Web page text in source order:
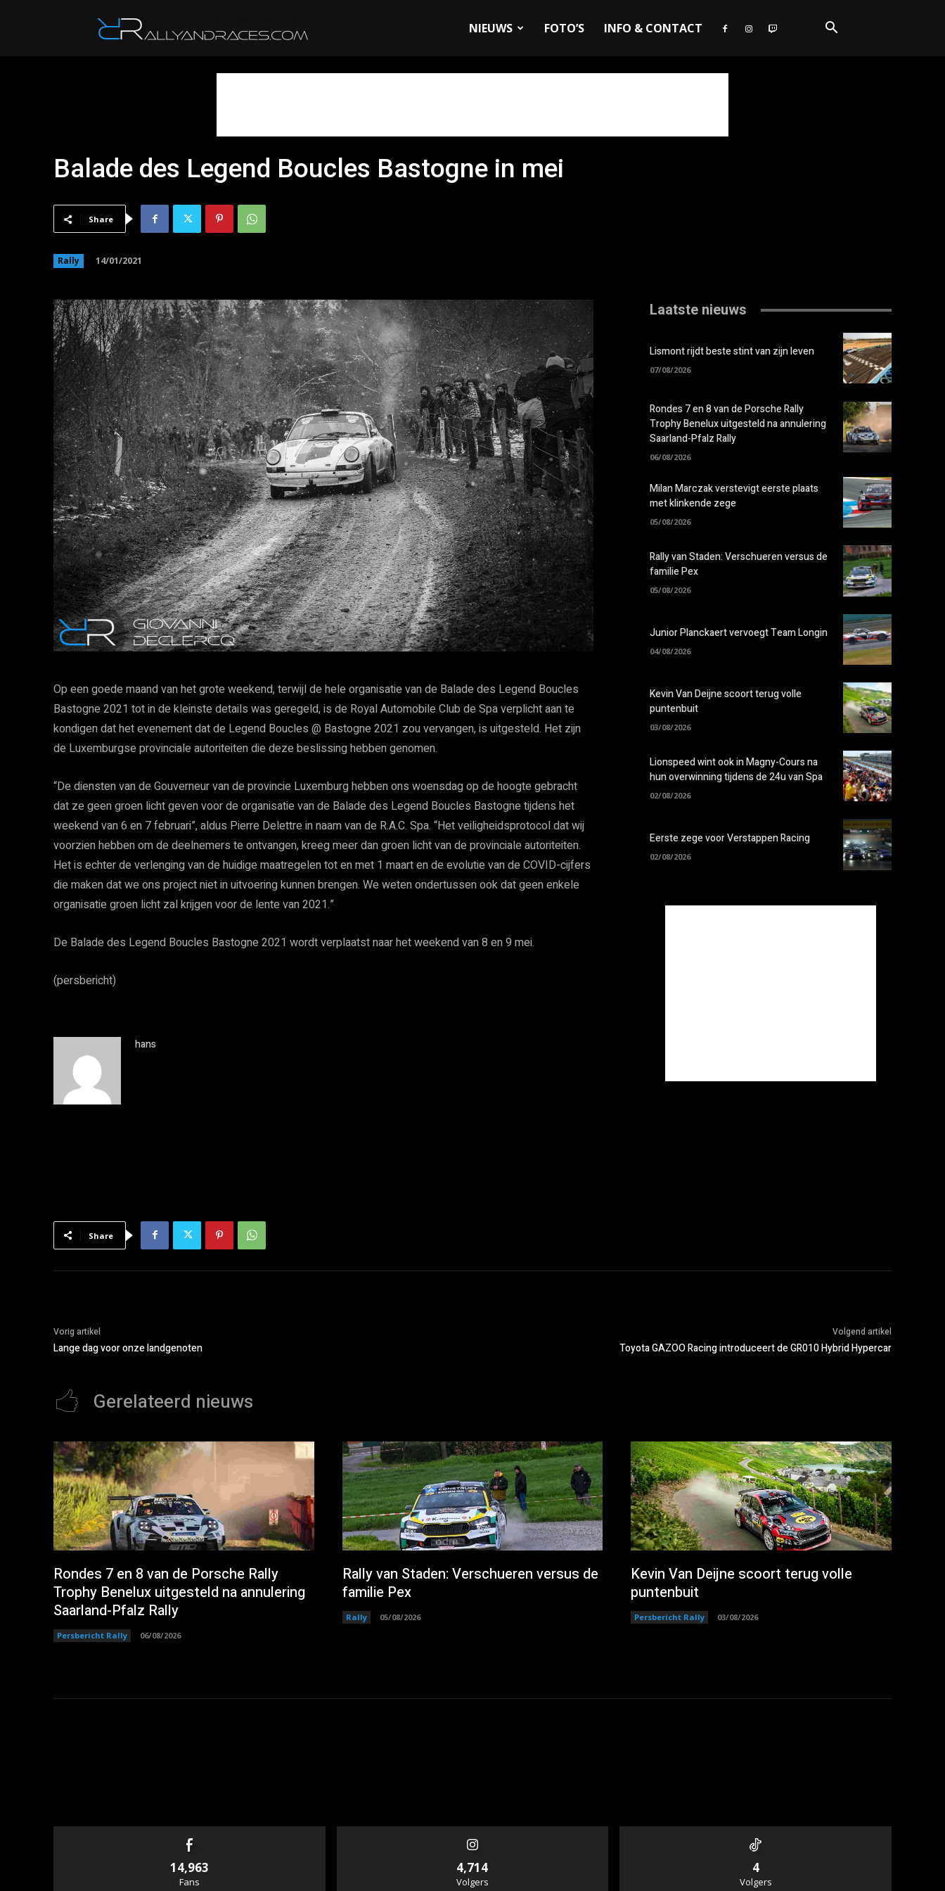
NIEUWS FOTO’S INFO & CONTACT
Balade des Legend Boucles Bastogne in mei
Share
Rally 14/01/2021
Op een goede maand van het grote weekend, terwijl de hele organisatie van de Balade des Legend Boucles
Bastogne 2021 tot in de kleinste details was geregeld, is de Royal Automobile Club de Spa verplicht aan te
kondigen dat het evenement dat de Legend Boucles @ Bastogne 2021 zou vervangen, is uitgesteld. Het zijn
de Luxemburgse provinciale autoriteiten die deze beslissing hebben genomen.
“De diensten van de Gouverneur van de provincie Luxemburg hebben ons woensdag op de hoogte gebracht
dat ze geen groen licht geven voor de organisatie van de Balade des Legend Boucles Bastogne tijdens het
weekend van 6 en 7 februari”, aldus Pierre Delettre in naam van de R.A.C. Spa. “Het veiligheidsprotocol dat wij
voorzien hebben om de deelnemers te ontvangen, kreeg meer dan groen licht van de provinciale autoriteiten.
Het is echter de verlenging van de huidige maatregelen tot en met 1 maart en de evolutie van de COVID-cijfers
die maken dat we ons project niet in uitvoering kunnen brengen. We weten ondertussen ook dat geen enkele
organisatie groen licht zal krijgen voor de lente van 2021.”
De Balade des Legend Boucles Bastogne 2021 wordt verplaatst naar het weekend van 8 en 9 mei.
(persbericht)
hans
Laatste nieuws
Lismont rijdt beste stint van zijn leven
07/08/2026
Rondes 7 en 8 van de Porsche Rally
Trophy Benelux uitgesteld na annulering
Saarland-Pfalz Rally
06/08/2026
Milan Marczak verstevigt eerste plaats
met klinkende zege
05/08/2026
Rally van Staden: Verschueren versus de
familie Pex
05/08/2026
Junior Planckaert vervoegt Team Longin
04/08/2026
Kevin Van Deijne scoort terug volle
puntenbuit
03/08/2026
Lionspeed wint ook in Magny-Cours na
hun overwinning tijdens de 24u van Spa
02/08/2026
Eerste zege voor Verstappen Racing
02/08/2026
Share
Vorig artikel
Lange dag voor onze landgenoten
Volgend artikel
Toyota GAZOO Racing introduceert de GR010 Hybrid Hypercar
Gerelateerd nieuws
Rondes 7 en 8 van de Porsche Rally
Trophy Benelux uitgesteld na annulering
Saarland-Pfalz Rally
Persbericht Rally 06/08/2026
Rally van Staden: Verschueren versus de
familie Pex
Rally 05/08/2026
Kevin Van Deijne scoort terug volle
puntenbuit
Persbericht Rally 03/08/2026
14,963
Fans
4,714
Volgers
4
Volgers